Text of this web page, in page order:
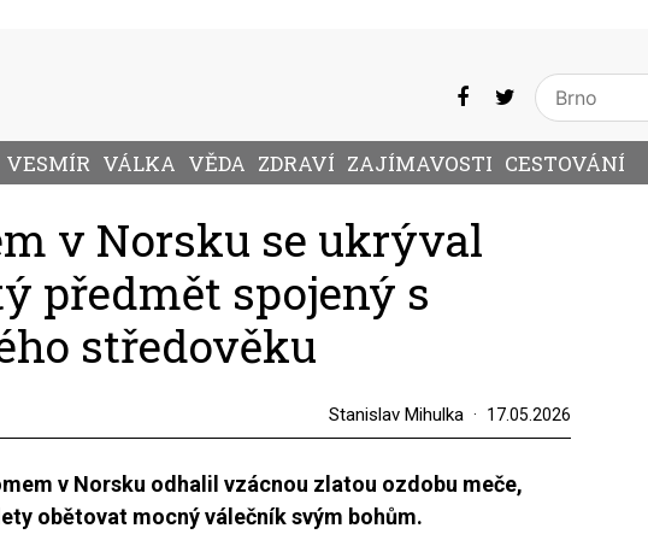
VESMÍR VÁLKA VĚDA ZDRAVÍ ZAJÍMAVOSTI CESTOVÁNÍ
v Norsku se ukrýval
předmět spojený s
středověku
Stanislav Mihulka 17.05.2026
v Norsku odhalil vzácnou zlatou ozdobu meče,
obětovat mocný válečník svým bohům.